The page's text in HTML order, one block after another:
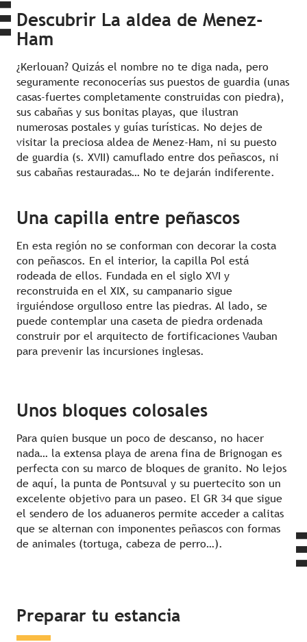
Descubrir La aldea de Menez-
Ham
¿Kerlouan? Quizás el nombre no te diga nada, pero
seguramente reconocerías sus puestos de guardia (unas
casas-fuertes completamente construidas con piedra),
sus cabañas y sus bonitas playas, que ilustran
numerosas postales y guías turísticas. No dejes de
visitar la preciosa aldea de Menez-Ham, ni su puesto
de guardia (s. XVII) camuflado entre dos peñascos, ni
sus cabañas restauradas… No te dejarán indiferente.
Una capilla entre peñascos
En esta región no se conforman con decorar la costa
con peñascos. En el interior, la capilla Pol está
rodeada de ellos. Fundada en el siglo XVI y
reconstruida en el XIX, su campanario sigue
irguiéndose orgulloso entre las piedras. Al lado, se
puede contemplar una caseta de piedra ordenada
construir por el arquitecto de fortificaciones Vauban
para prevenir las incursiones inglesas.
Unos bloques colosales
Para quien busque un poco de descanso, no hacer
nada… la extensa playa de arena fina de Brignogan es
perfecta con su marco de bloques de granito. No lejos
de aquí, la punta de Pontsuval y su puertecito son un
excelente objetivo para un paseo. El GR 34 que sigue
el sendero de los aduaneros permite acceder a calitas
que se alternan con imponentes peñascos con formas
de animales (tortuga, cabeza de perro…).
Preparar tu estancia
Dormir en los alrededores
¿Qué hacer en los alrededores?